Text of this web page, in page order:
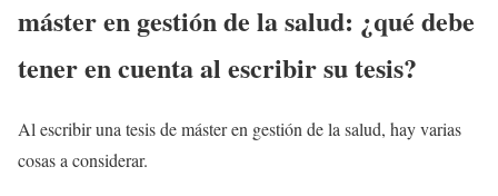
máster en gestión de la salud: ¿qué debe
tener en cuenta al escribir su tesis?
Al escribir una tesis de máster en gestión de la salud, hay varias
cosas a considerar.